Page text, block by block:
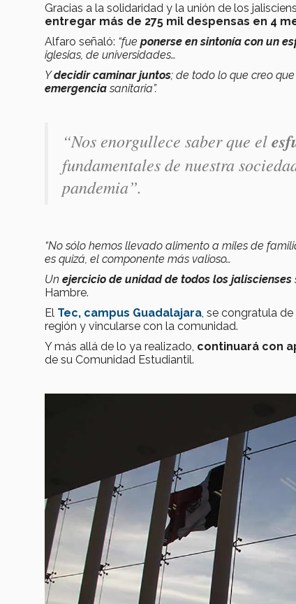
Gracias a la solidaridad y la unión de los
entregar más de 275 mil despensas en 4
Alfaro señaló: “fue ponerse en sintonía con un
iglesias, de universidades…
Ydecidir caminar juntos; de todo lo que creo
emergenciasanitaria”.
“Nos enorgullece saber que el
fundamentales de nuestra
pandemia”.
“No sólo hemos llevado alimento a miles de
es quizá, el componente más valioso…
Un ejercicio de unidad de todos los jaliscienses
Hambre.
El Tec, campus Guadalajara , se congratula
región y vincularse con la comunidad.
Y más allá de lo ya realizado, continuará con
de su Comunidad Estudiantil.